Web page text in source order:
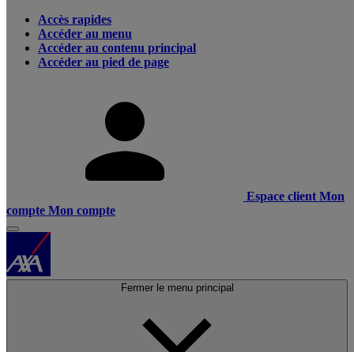
Accès rapides
Accéder au menu
Accéder au contenu principal
Accéder au pied de page
Espace client Mon
compte Mon compte
Fermer le menu principal